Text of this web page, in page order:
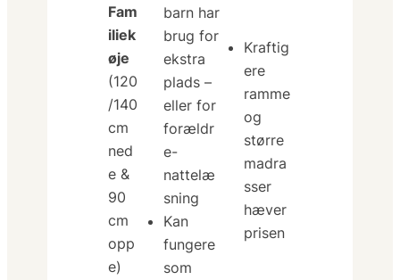
Fam
iliek
øje
(120
/140
cm
ned
e &
90
cm
opp
e)
barn har
brug for
ekstra
plads –
eller for
forældr
e-
nattelæ
sning
Kan
fungere
som
Kraftig
ere
ramme
og
større
madra
sser
hæver
prisen